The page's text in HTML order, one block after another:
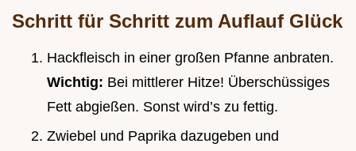
Schritt für Schritt zum Auflauf Glück
Hackfleisch in einer großen Pfanne anbraten.
Wichtig: Bei mittlerer Hitze! Überschüssiges
Fett abgießen. Sonst wird’s zu fettig.
Zwiebel und Paprika dazugeben und